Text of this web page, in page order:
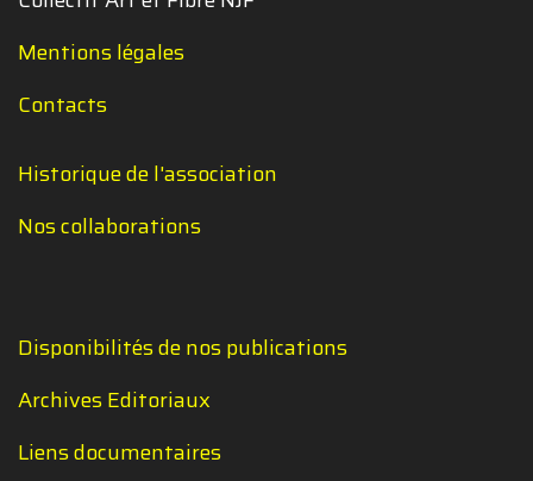
Mentions légales
Contacts
Historique de l'association
Nos collaborations
Disponibilités de nos publications
Archives Editoriaux
Liens documentaires